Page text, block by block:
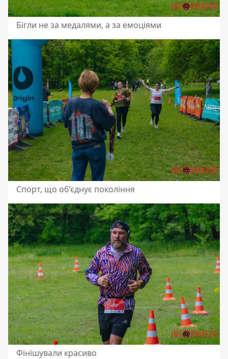
Бігли не за медалями, а за емоціями
Спорт, що об’єднує покоління
Фінішували красиво